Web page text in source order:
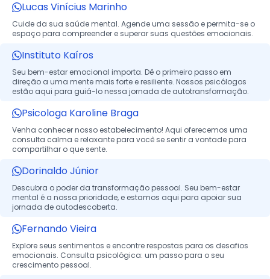
Lucas Vinícius Marinho
Cuide da sua saúde mental. Agende uma sessão e permita-se o
espaço para compreender e superar suas questões emocionais.
Instituto Kaíros
Seu bem-estar emocional importa. Dê o primeiro passo em
direção a uma mente mais forte e resiliente. Nossos psicólogos
estão aqui para guiá-lo nessa jornada de autotransformação.
Psicologa Karoline Braga
Venha conhecer nosso estabelecimento! Aqui oferecemos uma
consulta calma e relaxante para você se sentir a vontade para
compartilhar o que sente.
Dorinaldo Júnior
Descubra o poder da transformação pessoal. Seu bem-estar
mental é a nossa prioridade, e estamos aqui para apoiar sua
jornada de autodescoberta.
Fernando Vieira
Explore seus sentimentos e encontre respostas para os desafios
emocionais. Consulta psicológica: um passo para o seu
crescimento pessoal.